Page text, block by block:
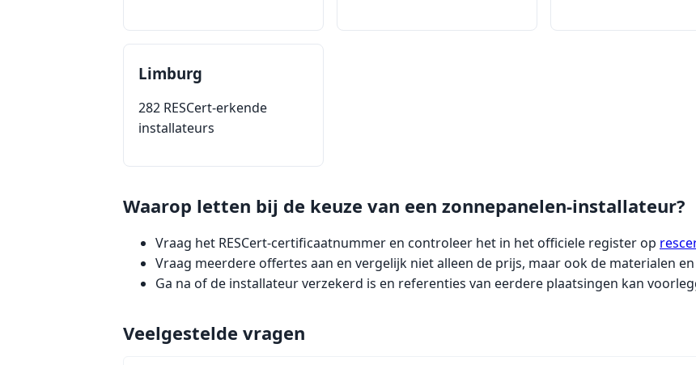
Limburg
282 RESCert-erkende
installateurs
Waarop letten bij de keuze van een zonnepanelen-installateur?
Vraag het RESCert-certificaatnummer en controleer het in het officiele register op
Vraag meerdere offertes aan en vergelijk niet alleen de prijs, maar ook de materialen
Ga na of de installateur verzekerd is en referenties van eerdere plaatsingen kan
Veelgestelde vragen